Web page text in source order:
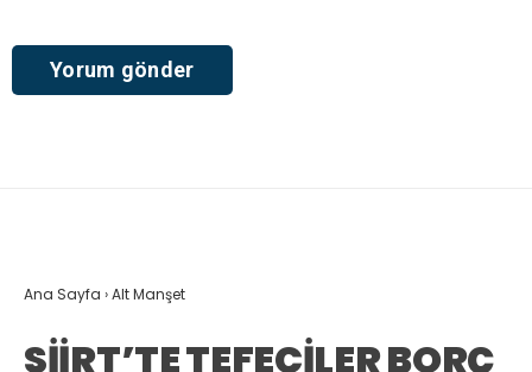
Ana Sayfa ›Alt Manşet
SİİRT’TE TEFECİLER BORÇ